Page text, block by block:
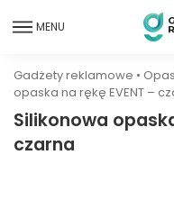
MENU
Gadżety reklamowe •
opaska na rękę EVENT –
Silikonowa
czarna